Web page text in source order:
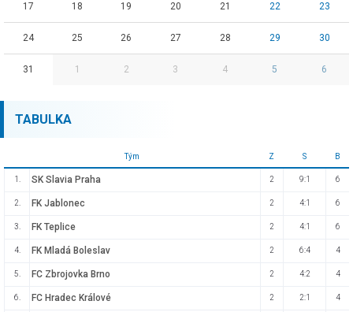
17 18 19 20 21 22 23
24 25 26 27 28 29 30
31 1 2 3 4 5 6
TABULKA
Tým Z S B
1. SK Slavia Praha 2 9:1 6
2. FK Jablonec 2 4:1 6
3. FK Teplice 2 4:1 6
4. FK Mladá Boleslav 2 6:4 4
5. FC Zbrojovka Brno 2 4:2 4
6. FC Hradec Králové 2 2:1 4